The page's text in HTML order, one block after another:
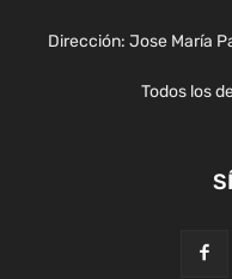
Dirección: Jose María
Todos los